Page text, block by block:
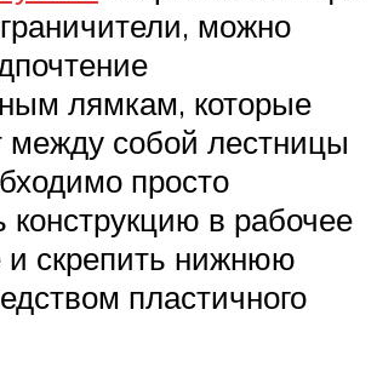
можно
лямкам, которые
между собой лестницы
просто
конструкцию в рабочее
и скрепить нижнюю
пластичного